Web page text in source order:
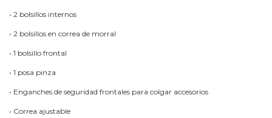
• 2 bolsillos internos
• 2 bolsillos en correa de morral
• 1 bolsillo frontal
• 1 posa pinza
• Enganches de seguridad frontales para colgar accesorios
• Correa ajustable